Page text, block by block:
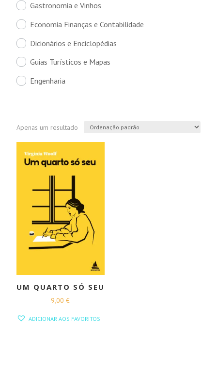
Gastronomia e Vinhos
Economia Finanças e Contabilidade
Dicionários e Enciclopédias
Guias Turísticos e Mapas
Engenharia
Apenas um resultado
UM QUARTO SÓ SEU
9,00€
ADICIONAR AOS FAVORITOS